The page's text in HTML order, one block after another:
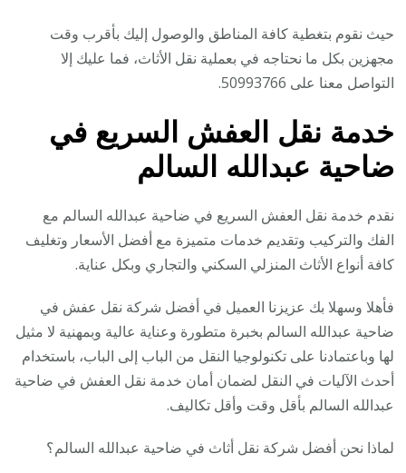
حيث نقوم بتغطية كافة المناطق والوصول إليك بأقرب وقت
مجهزين بكل ما نحتاجه في بعملية نقل الأثاث، فما عليك إلا
التواصل معنا على 50993766.
خدمة نقل العفش السريع في
ضاحية عبدالله السالم
نقدم خدمة نقل العفش السريع في ضاحية عبدالله السالم مع
الفك والتركيب وتقديم خدمات متميزة مع أفضل الأسعار وتغليف
كافة أنواع الأثاث المنزلي السكني والتجاري وبكل عناية.
فأهلا وسهلا بك عزيزنا العميل في أفضل شركة نقل عفش في
ضاحية عبدالله السالم بخبرة متطورة وعناية عالية وبمهنية لا مثيل
لها وباعتمادنا على تكنولوجيا النقل من الباب إلى الباب، باستخدام
أحدث الآليات في النقل لضمان أمان خدمة نقل العفش في ضاحية
عبدالله السالم بأقل وقت وأقل تكاليف.
لماذا نحن أفضل شركة نقل أثاث في ضاحية عبدالله السالم؟